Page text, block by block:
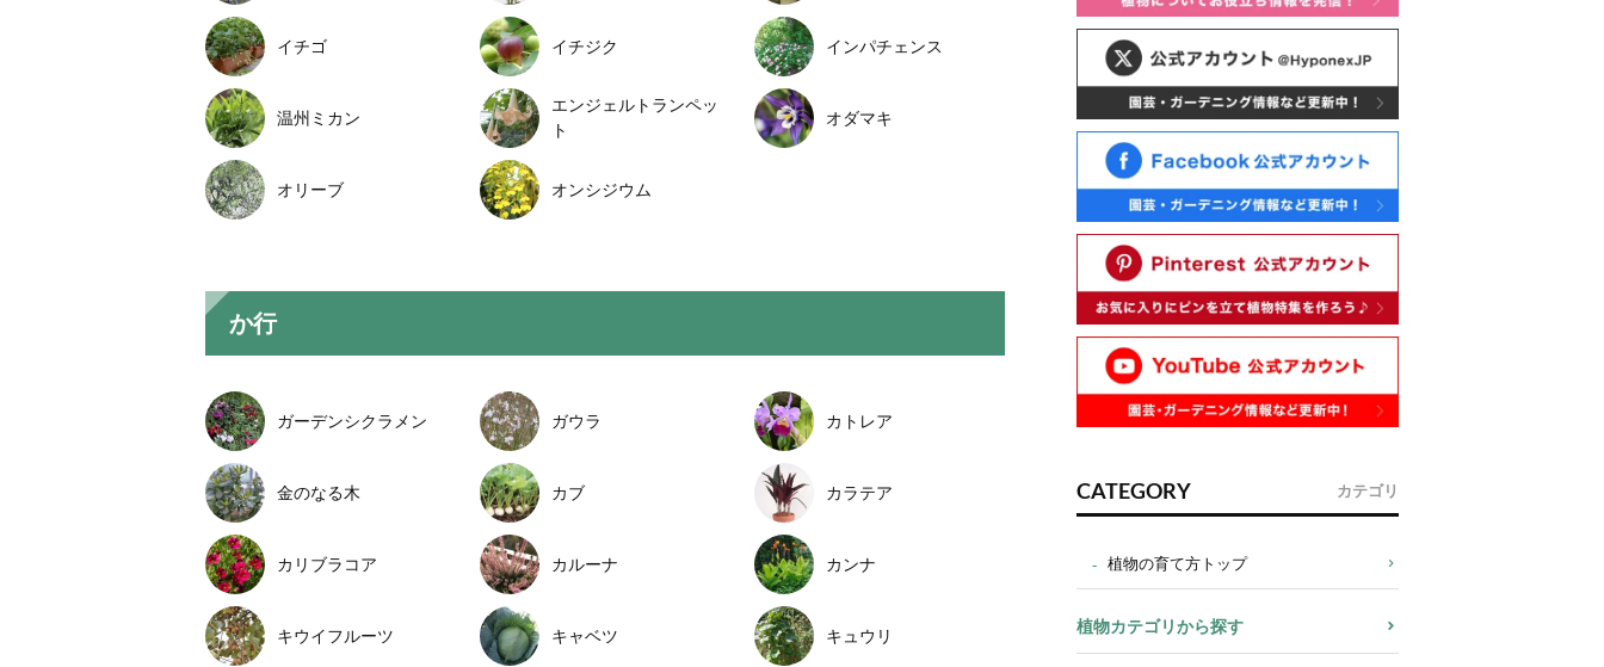
イチゴ イチジク インパチェンス
温州ミカン
エンジェルトランペッ
ト
オダマキ
オリーブ オンシジウム
か行
ガーデンシクラメン ガウラ カトレア
金のなる木 カブ カラテア
カリブラコア カルーナ カンナ
キウイフルーツ キャベツ キュウリ
CATEGORY カテゴリ
植物の育て方トップ
植物カテゴリから探す